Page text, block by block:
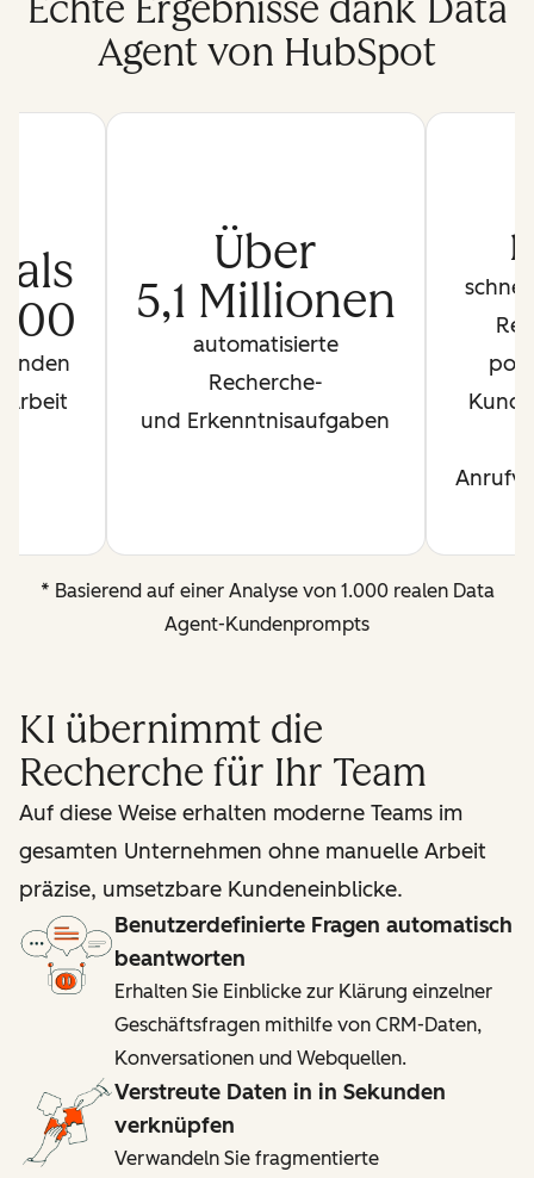
Echte Ergebnisse dank Data
Agent von HubSpot
als
Arbeit
Über
5,1 Millionen
automatisierte
Recherche-
und Erkenntnisaufgaben
* Basierend auf einer Analyse von 1.000 realen Data
Agent-Kundenprompts
KI übernimmt die
Recherche für Ihr Team
Auf diese Weise erhalten moderne Teams im
gesamten Unternehmen ohne manuelle Arbeit
präzise, umsetzbare Kundeneinblicke.
Benutzerdefinierte Fragen automatisch
beantworten
Erhalten Sie Einblicke zur Klärung einzelner
Geschäftsfragen mithilfe von CRM-Daten,
Konversationen und Webquellen.
Verstreute Daten in in Sekunden
verknüpfen
Verwandeln Sie fragmentierte